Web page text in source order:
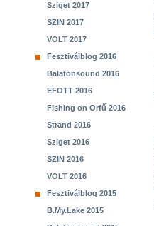
Sziget 2017
SZIN 2017
VOLT 2017
Fesztiválblog 2016
Balatonsound 2016
EFOTT 2016
Fishing on Orfű 2016
Strand 2016
Sziget 2016
SZIN 2016
VOLT 2016
Fesztiválblog 2015
B.My.Lake 2015